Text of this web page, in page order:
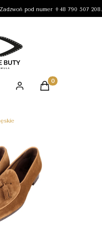
pod numer +48 790 507 208.
Produkty w
sklepie to:4.9